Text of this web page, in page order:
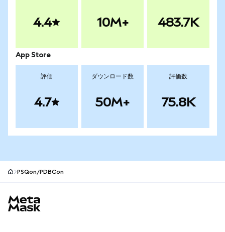
4.4 10M+ 483.7K
App Store
評価
4.7
ダウンロード数
50M+
評価数
75.8K
PSQon/PDBCon